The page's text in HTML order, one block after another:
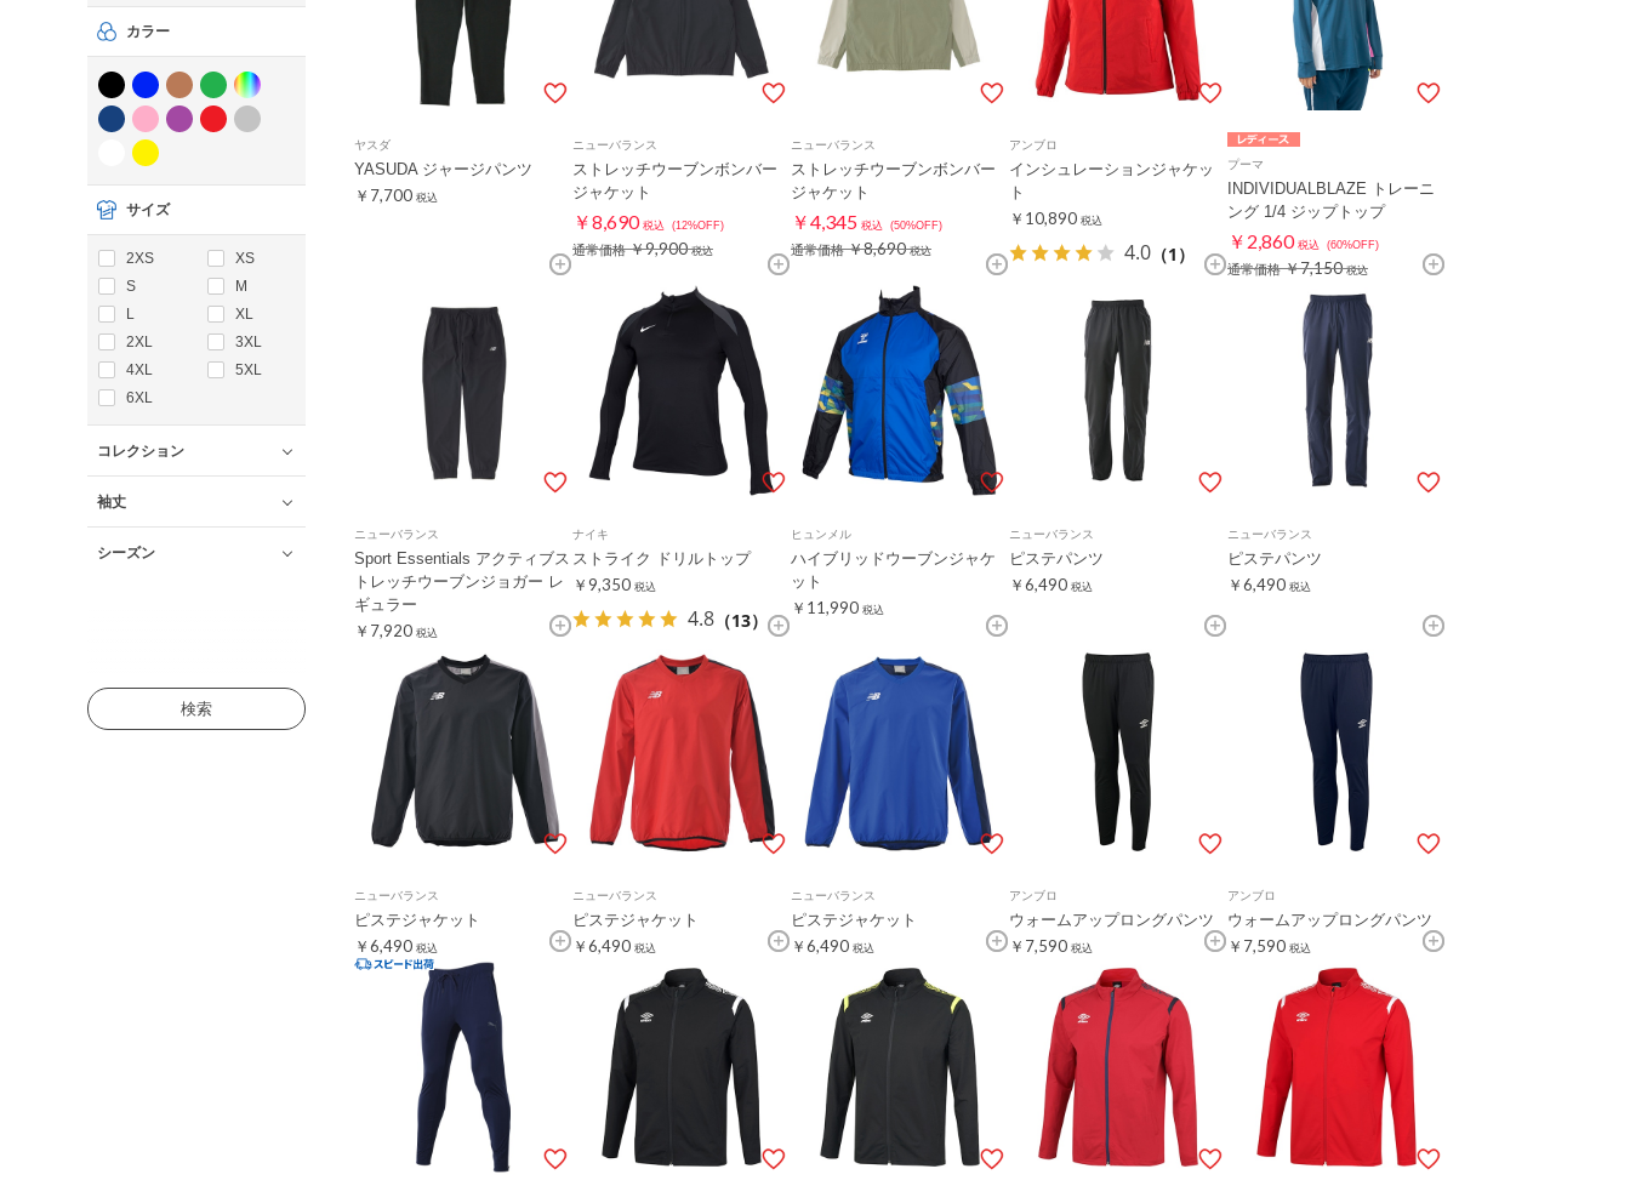
検索
カラー
サイズ
2XS
XS
S
M
L
XL
2XL
3XL
4XL
5XL
6XL
コレクション
袖丈
シーズン
ヤスダ
YASUDA ジャージパンツ
￥7,700 税込
ニューバランス
ストレッチウーブンボンバー
ジャケット
￥8,690 税込 (12%OFF)
通常価格￥9,900 税込
ニューバランス
ストレッチウーブンボンバー
ジャケット
￥4,345 税込 (50%OFF)
通常価格￥8,690 税込
アンブロ
インシュレーションジャケッ
ト
￥10,890 税込
4.0 （1）
プーマ
INDIVIDUALBLAZE トレーニ
ング 1/4 ジップトップ
￥2,860 税込 (60%OFF)
通常価格￥7,150 税込
ニューバランス
Sport Essentials アクティブス
トレッチウーブンジョガー レ
ギュラー
￥7,920 税込
ナイキ
ストライク ドリルトップ
￥9,350 税込
4.8 （13）
ヒュンメル
ハイブリッドウーブンジャケ
ット
￥11,990 税込
ニューバランス
ピステパンツ
￥6,490 税込
ニューバランス
ピステパンツ
￥6,490 税込
ニューバランス
ピステジャケット
￥6,490 税込
ニューバランス
ピステジャケット
￥6,490 税込
ニューバランス
ピステジャケット
￥6,490 税込
アンブロ
ウォームアップロングパンツ
￥7,590 税込
アンブロ
ウォームアップロングパンツ
￥7,590 税込